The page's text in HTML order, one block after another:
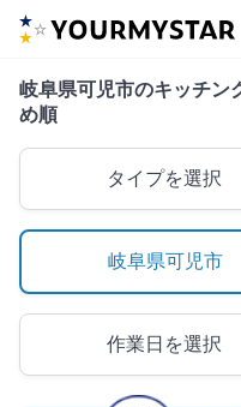
岐阜県可児市のキッチン
め順
タイプを選択
岐阜県可児市
作業日を選択